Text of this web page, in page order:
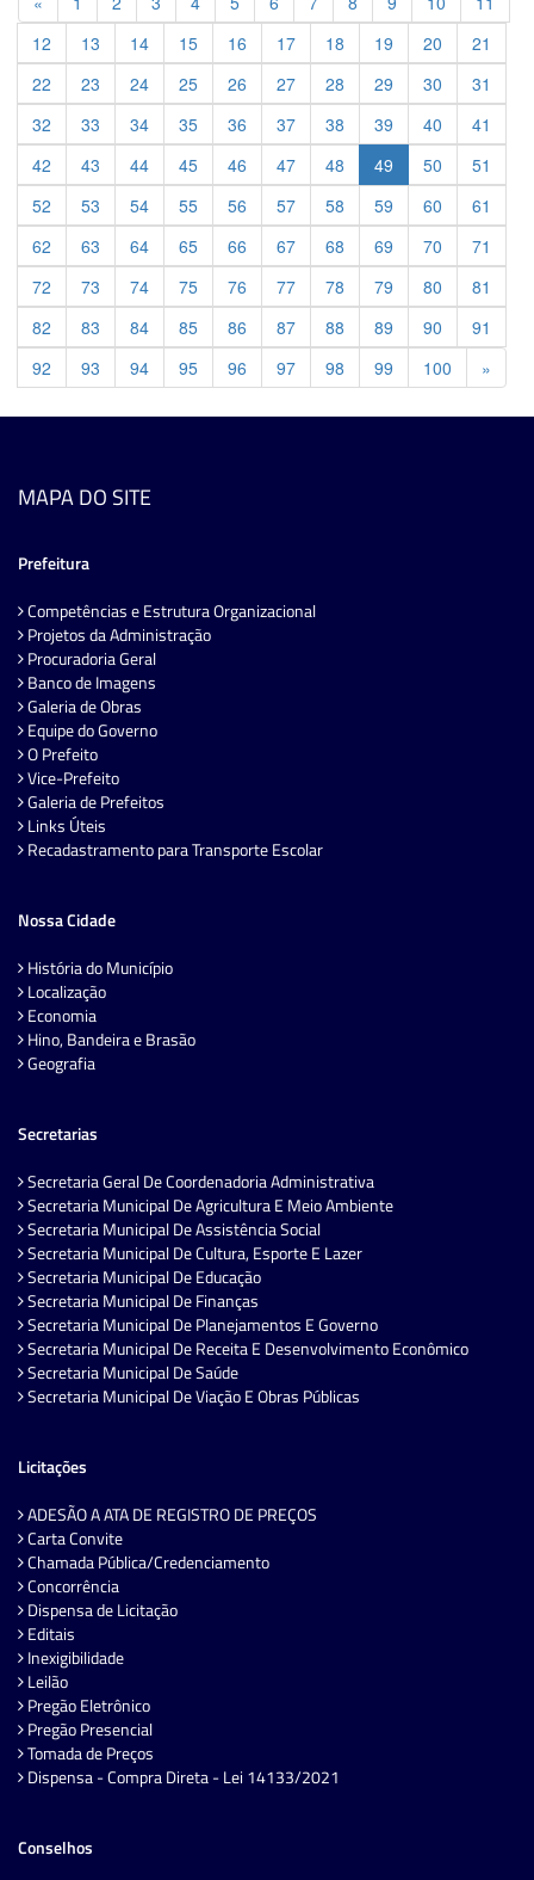
12
13 14 15 16 17 18 19 20
21
22
23 24 25 26 27 28 29 30
31
32
33 34 35 36 37 38 39 40
41
42
43 44 45 46 47 48 49 50
51
52
53 54 55 56 57 58 59 60
61
62
63 64 65 66 67 68 69 70
71
72
73 74 75 76 77 78 79 80
81
82
83 84 85 86 87 88 89 90
91
92
93 94 95 96 97 98 99 100 »
MAPA DO SITE
Prefeitura
Competências e Estrutura Organizacional
Projetos da Administração
Procuradoria Geral
Banco de Imagens
Galeria de Obras
Equipe do Governo
O Prefeito
Vice-Prefeito
Galeria de Prefeitos
Links Úteis
Recadastramento para Transporte Escolar
Nossa Cidade
História do Município
Localização
Economia
Hino, Bandeira e Brasão
Geografia
Secretarias
Secretaria Geral De Coordenadoria Administrativa
Secretaria Municipal De Agricultura E Meio Ambiente
Secretaria Municipal De Assistência Social
Secretaria Municipal De Cultura, Esporte E Lazer
Secretaria Municipal De Educação
Secretaria Municipal De Finanças
Secretaria Municipal De Planejamentos E Governo
Secretaria Municipal De Receita E Desenvolvimento Econômico
Secretaria Municipal De Saúde
Secretaria Municipal De Viação E Obras Públicas
Licitações
ADESÃO A ATA DE REGISTRO DE PREÇOS
Carta Convite
Chamada Pública/Credenciamento
Concorrência
Dispensa de Licitação
Editais
Inexigibilidade
Leilão
Pregão Eletrônico
Pregão Presencial
Tomada de Preços
Dispensa - Compra Direta - Lei 14133/2021
Conselhos